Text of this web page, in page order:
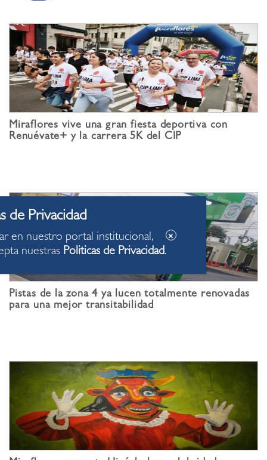
Miraflores vive una gran fiesta deportiva con
Renuévate+ y la carrera 5K del CIP
Pistas de la zona 4 ya lucen totalmente renovadas
para una mejor transitabilidad
en nuestro portal institucional,
nuestras Politicas de Privacidad.